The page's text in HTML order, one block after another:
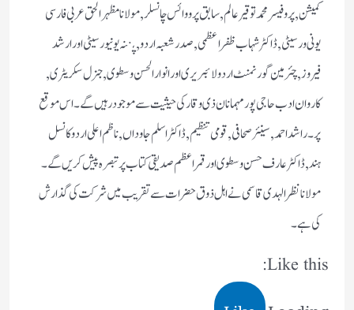
کمیشن,پروفیسر محمد توقیر عالم,سابق پرو وائس چانسلر,مولانا مظہرالحق عربی فارسی
یونی ورسیٹی , ڈاکٹر شہاب ظفر اعظمی,صدر شعبہ اردو ,پٽنہ یونیورسیٹی اور ارشد
فیروز,چئرمین گورنمنٹ اردو لائبریری اور انوارالحسن وسطوی, جنرل سکریٹری,
کاروان ادب حاجی پور مہمانان ذی وقار کی حیثیت سے موجود رہیں گے۔اس موقع
پر۔ راشد احمد,سینئر صحافی, قومی تنظیم, ڈاکٹر اسلم جاوداں,ناظم اعلی اردو کانسل
ہند, ڈاکٹر عارف حسن وسطوی اور قمر اعظم صدیقی کتاب پر تبصرہ پیش کریں گے۔
مولانا نظر الہدی قاسمی نے اہل ذوق حضرات سے تقریب میں شرکت کی گذارش
کی ہے۔
Like this: